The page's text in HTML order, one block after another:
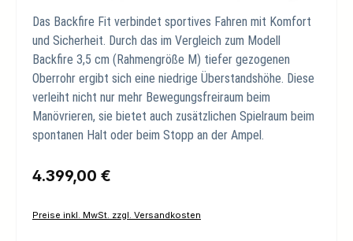
Das Backfire Fit verbindet sportives Fahren mit Komfort
und Sicherheit. Durch das im Vergleich zum Modell
Backfire 3,5 cm (Rahmengröße M) tiefer gezogenen
Oberrohr ergibt sich eine niedrige Überstandshöhe. Diese
verleiht nicht nur mehr Bewegungsfreiraum beim
Manövrieren, sie bietet auch zusätzlichen Spielraum beim
spontanen Halt oder beim Stopp an der Ampel.
Regulärer Preis:
4.399,00 €
Preise inkl. MwSt. zzgl. Versandkosten